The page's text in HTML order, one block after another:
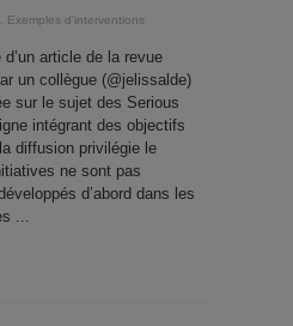
Exemples d'interventions
article de la revue
un collègue (@jelissalde)
sur le sujet des Serious
intégrant des objectifs
diffusion privilégie le
ne sont pas
d’abord dans les
...